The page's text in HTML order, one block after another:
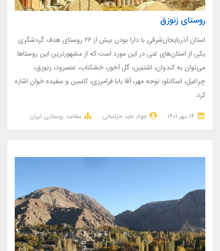
روستای زنوزق
استان آذربایجان‌شرقی با دارا بودن بیش از ۲۶ روستای هدف گردشگری
یکی از استان‌های غنی در این مورد است که از مشهورترین این روستاها
می‌توان به کندوان، اشتبین، گل آخور، خشکناب، عنصرود، زنوزق،
چراغیل، اسکانلو، نوجه مهر، آقا بابا فرامرزی، کاسین و سفیده خوان اشاره
کرد.
جواد عابد خراسانی مقاصد روستایی ایران